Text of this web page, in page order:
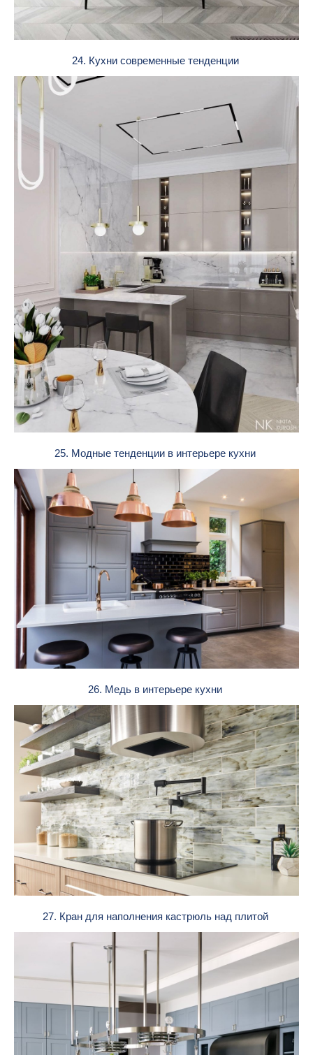
24. Кухни современные тенденции
25. Модные тенденции в интерьере кухни
26. Медь в интерьере кухни
27. Кран для наполнения кастрюль над плитой